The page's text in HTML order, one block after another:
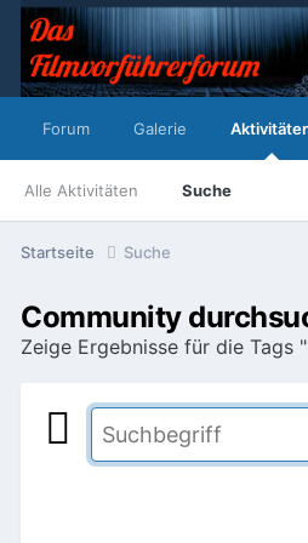
Forum Galerie
Alle Aktivitäten Suche
Startseite Suche
Community
Zeige Ergebnisse für die Tags